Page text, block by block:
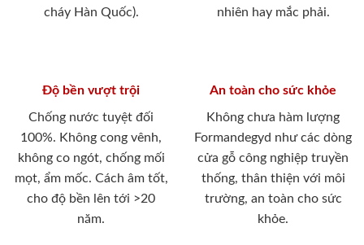
cháy Hàn Quốc).
nhiên hay mắc phải.
Độ bền vượt trội
Chống nước tuyệt đối
100%. Không cong vênh,
không co ngót, chống mối
mọt, ẩm mốc. Cách âm tốt,
cho độ bền lên tới >20
năm.
An toàn cho sức khỏe
Không chưa hàm lượng
Formandegyd như các dòng
cửa gỗ công nghiệp truyền
thống, thân thiện với môi
trường, an toàn cho sức
khỏe.